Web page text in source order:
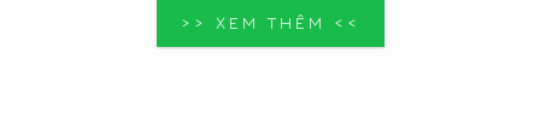
>> XEM THÊM <<